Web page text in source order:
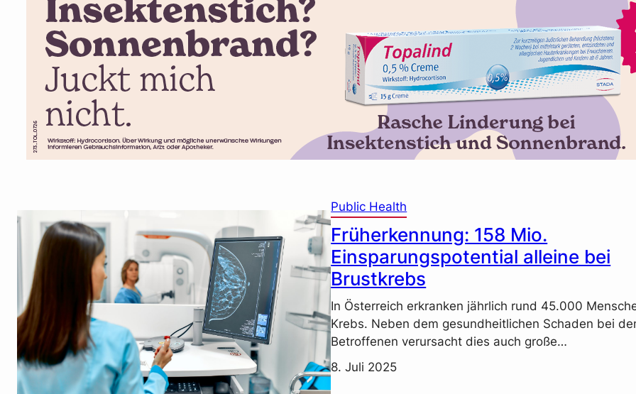
Public Health
Früherkennung: 158 Mio.
Einsparungspotential alleine bei
Brustkrebs
In Österreich erkranken jährlich rund 45.000
Krebs. Neben dem gesundheitlichen Schaden bei
Betroffenen verursacht dies auch große…
8. Juli 2025